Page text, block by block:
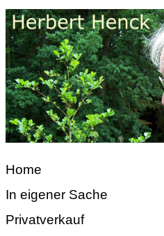
Home
In eigener Sache
Privatverkauf